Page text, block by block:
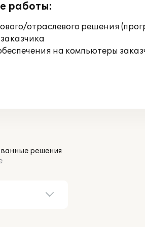
работы:
отраслевого решения
на компьютеры
решения